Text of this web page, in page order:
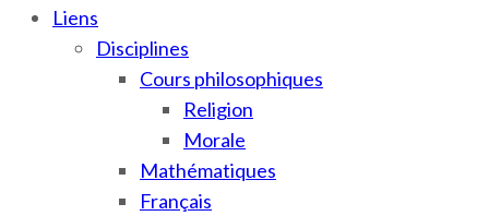
Liens
Disciplines
Cours philosophiques
Religion
Morale
Mathématiques
Français